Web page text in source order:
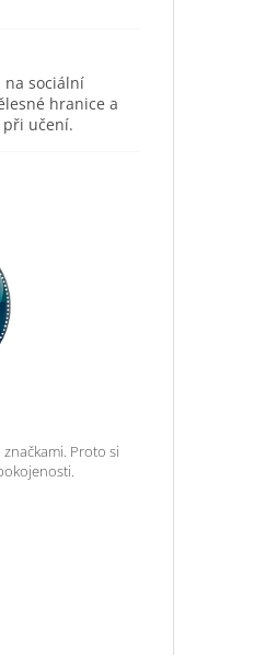
na sociální
hranice a
učení.
Proto si